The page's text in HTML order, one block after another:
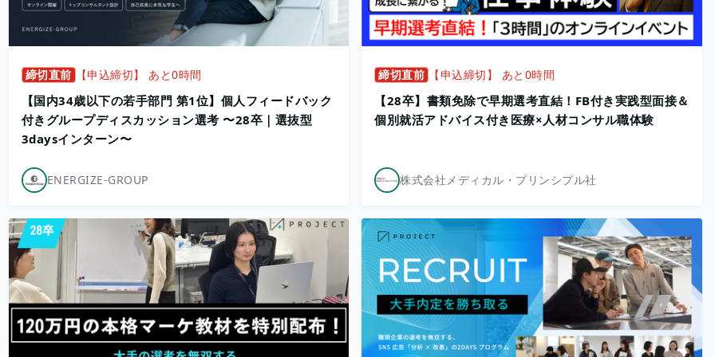
締切直前 【申込締切】 あと0時間
【国内34歳以下の若手部門 第1位】個人フィードバック
付きグループディスカッション選考 〜28卒｜選抜型
3daysインターン〜
ENERGIZE-GROUP
締切直前 【申込締切】 あと0時間
【28卒】書類免除で早期選考直結！FB付き実践型面接＆
個別就活アドバイス付き医療×人材コンサル職体験
株式会社メディカル・プリンシプル社